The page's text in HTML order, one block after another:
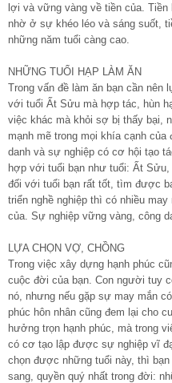
lợi và vững vàng về tiền của. Tiền
nhờ ở sự khéo léo và sáng suốt,
những năm tuổi càng cao.
NHỮNG TUỔI HẠP LÀM ĂN
Trong vấn đề làm ăn bạn cần
với tuổi Ất Sửu mà hợp tác, hùn
việc khác mà khỏi sợ bị thấy bại,
mạnh mẽ trong mọi khía cạnh
danh và sự nghiệp có cơ hội tạo
hợp với tuổi bạn như tuổi: Ất
đối với tuổi bạn rất tốt, tìm được
triển nghề nghiệp thì có nhiều
của. Sự nghiệp vững vàng, công
LỰA CHỌN VỢ, CHỒNG
Trong việc xây dựng hạnh phúc
cuộc đời của bạn. Con người tuy
nó, nhưng nếu gặp sự may mắn
phúc hôn nhân cũng đem lại cho
hưởng trọn hạnh phúc, mà trong
có cơ tạo lập được sự nghiệp vĩ
chọn được những tuổi này, thì
sang, quyền quý nhất trong đời: